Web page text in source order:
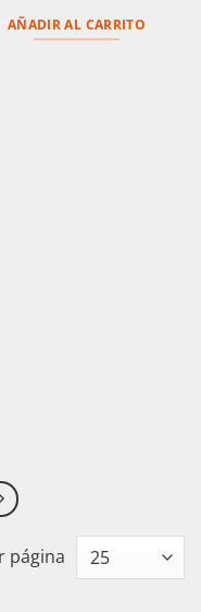
AÑADIR AL CARRITO
página